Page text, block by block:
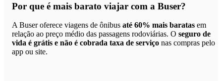
Por que é mais barato viajar com a Buser?
A Buser oferece viagens de ônibus até 60% mais baratas em
relação ao preço médio das passagens rodoviárias. O seguro de
vida é grátis e não é cobrada taxa de serviço nas compras pelo
app ou site.